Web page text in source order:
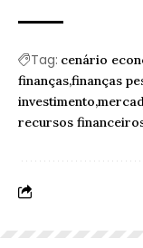
Tag: cenário
finançasfinanças
investimento
recursos